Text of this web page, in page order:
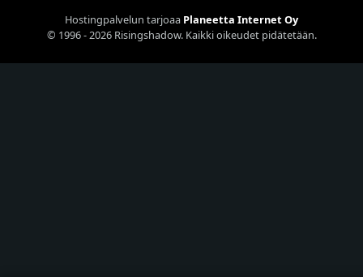
Hostingpalvelun tarjoaa Planeetta Internet Oy
© 1996 - 2026 Risingshadow. Kaikki oikeudet pidätetään.